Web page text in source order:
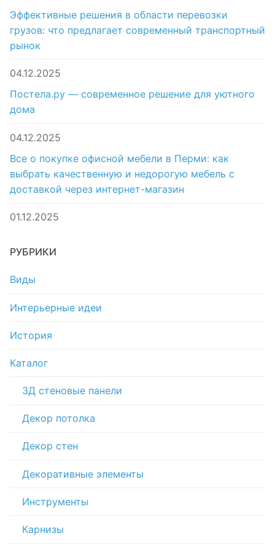
Эффективные решения в области перевозки
грузов: что предлагает современный транспортный
рынок
04.12.2025
Постела.ру — современное решение для уютного
дома
04.12.2025
Все о покупке офисной мебели в Перми: как
выбрать качественную и недорогую мебель с
доставкой через интернет-магазин
01.12.2025
РУБРИКИ
Виды
Интерьерные идеи
История
Каталог
3Д стеновые панели
Декор потолка
Декор стен
Декоративные элементы
Инструменты
Карнизы